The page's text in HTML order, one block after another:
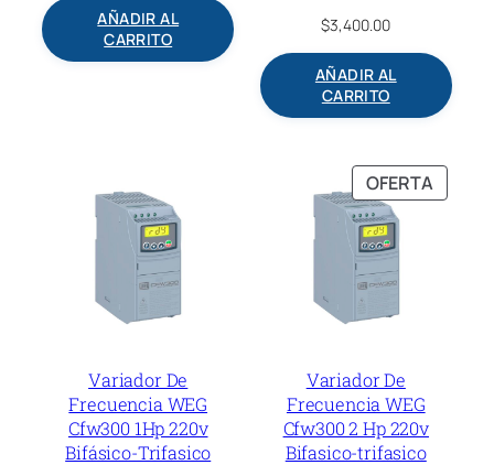
AÑADIR AL
CARRITO
$3,400.00
AÑADIR AL
CARRITO
Variador De
Frecuencia WEG
Cfw300 1Hp 220v
Bifásico-Trifasico
OFERTA
EN
Variador De
Frecuencia WEG
Cfw300 2 Hp 220v
Bifasico-trifasico